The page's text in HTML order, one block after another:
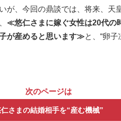
が、今回の鼎談では、将来、天
≪悠仁さまに嫁ぐ女性は20代の
が産めると思います≫と、“卵子
次のページは
さまの結婚相手を“産む機械”